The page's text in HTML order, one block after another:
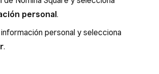
personal.
personal y selecciona
.